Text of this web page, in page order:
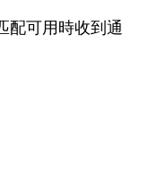
配可用時收到通